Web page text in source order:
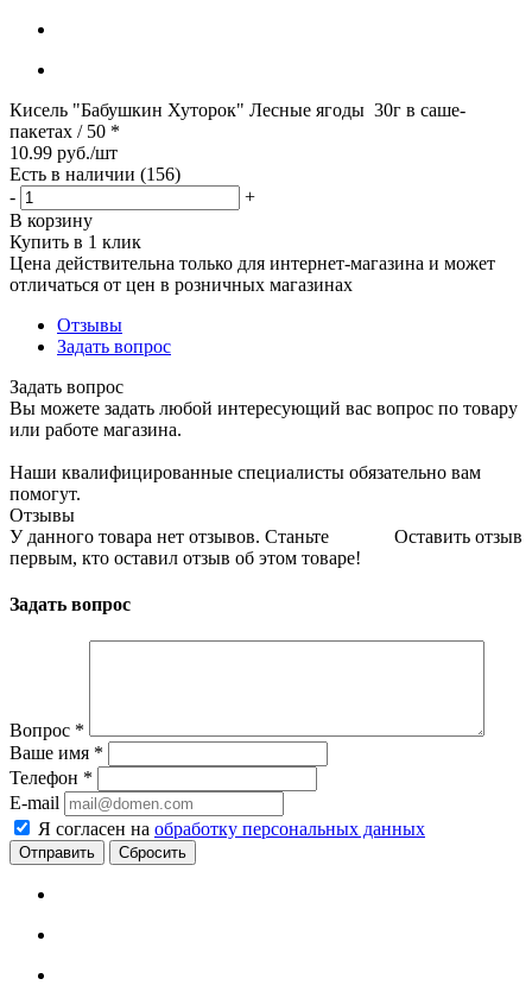
Кисель "Бабушкин Хуторок" Лесные ягоды 30г в саше-
пакетах / 50 *
10.99 руб./шт
Есть в наличии (156)
-
+
В корзину
Купить в 1 клик
Цена действительна только для интернет-магазина и может
отличаться от цен в розничных магазинах
Отзывы
Задать вопрос
Задать вопрос
Вы можете задать любой интересующий вас вопрос по товару
или работе магазина.
Наши квалифицированные специалисты обязательно вам
помогут.
Отзывы
Оставить отзыв
У данного товара нет отзывов. Станьте
первым, кто оставил отзыв об этом товаре!
Задать вопрос
Вопрос *
Ваше имя *
Телефон *
E-mail
Я согласен на обработку персональных данных
Сбросить